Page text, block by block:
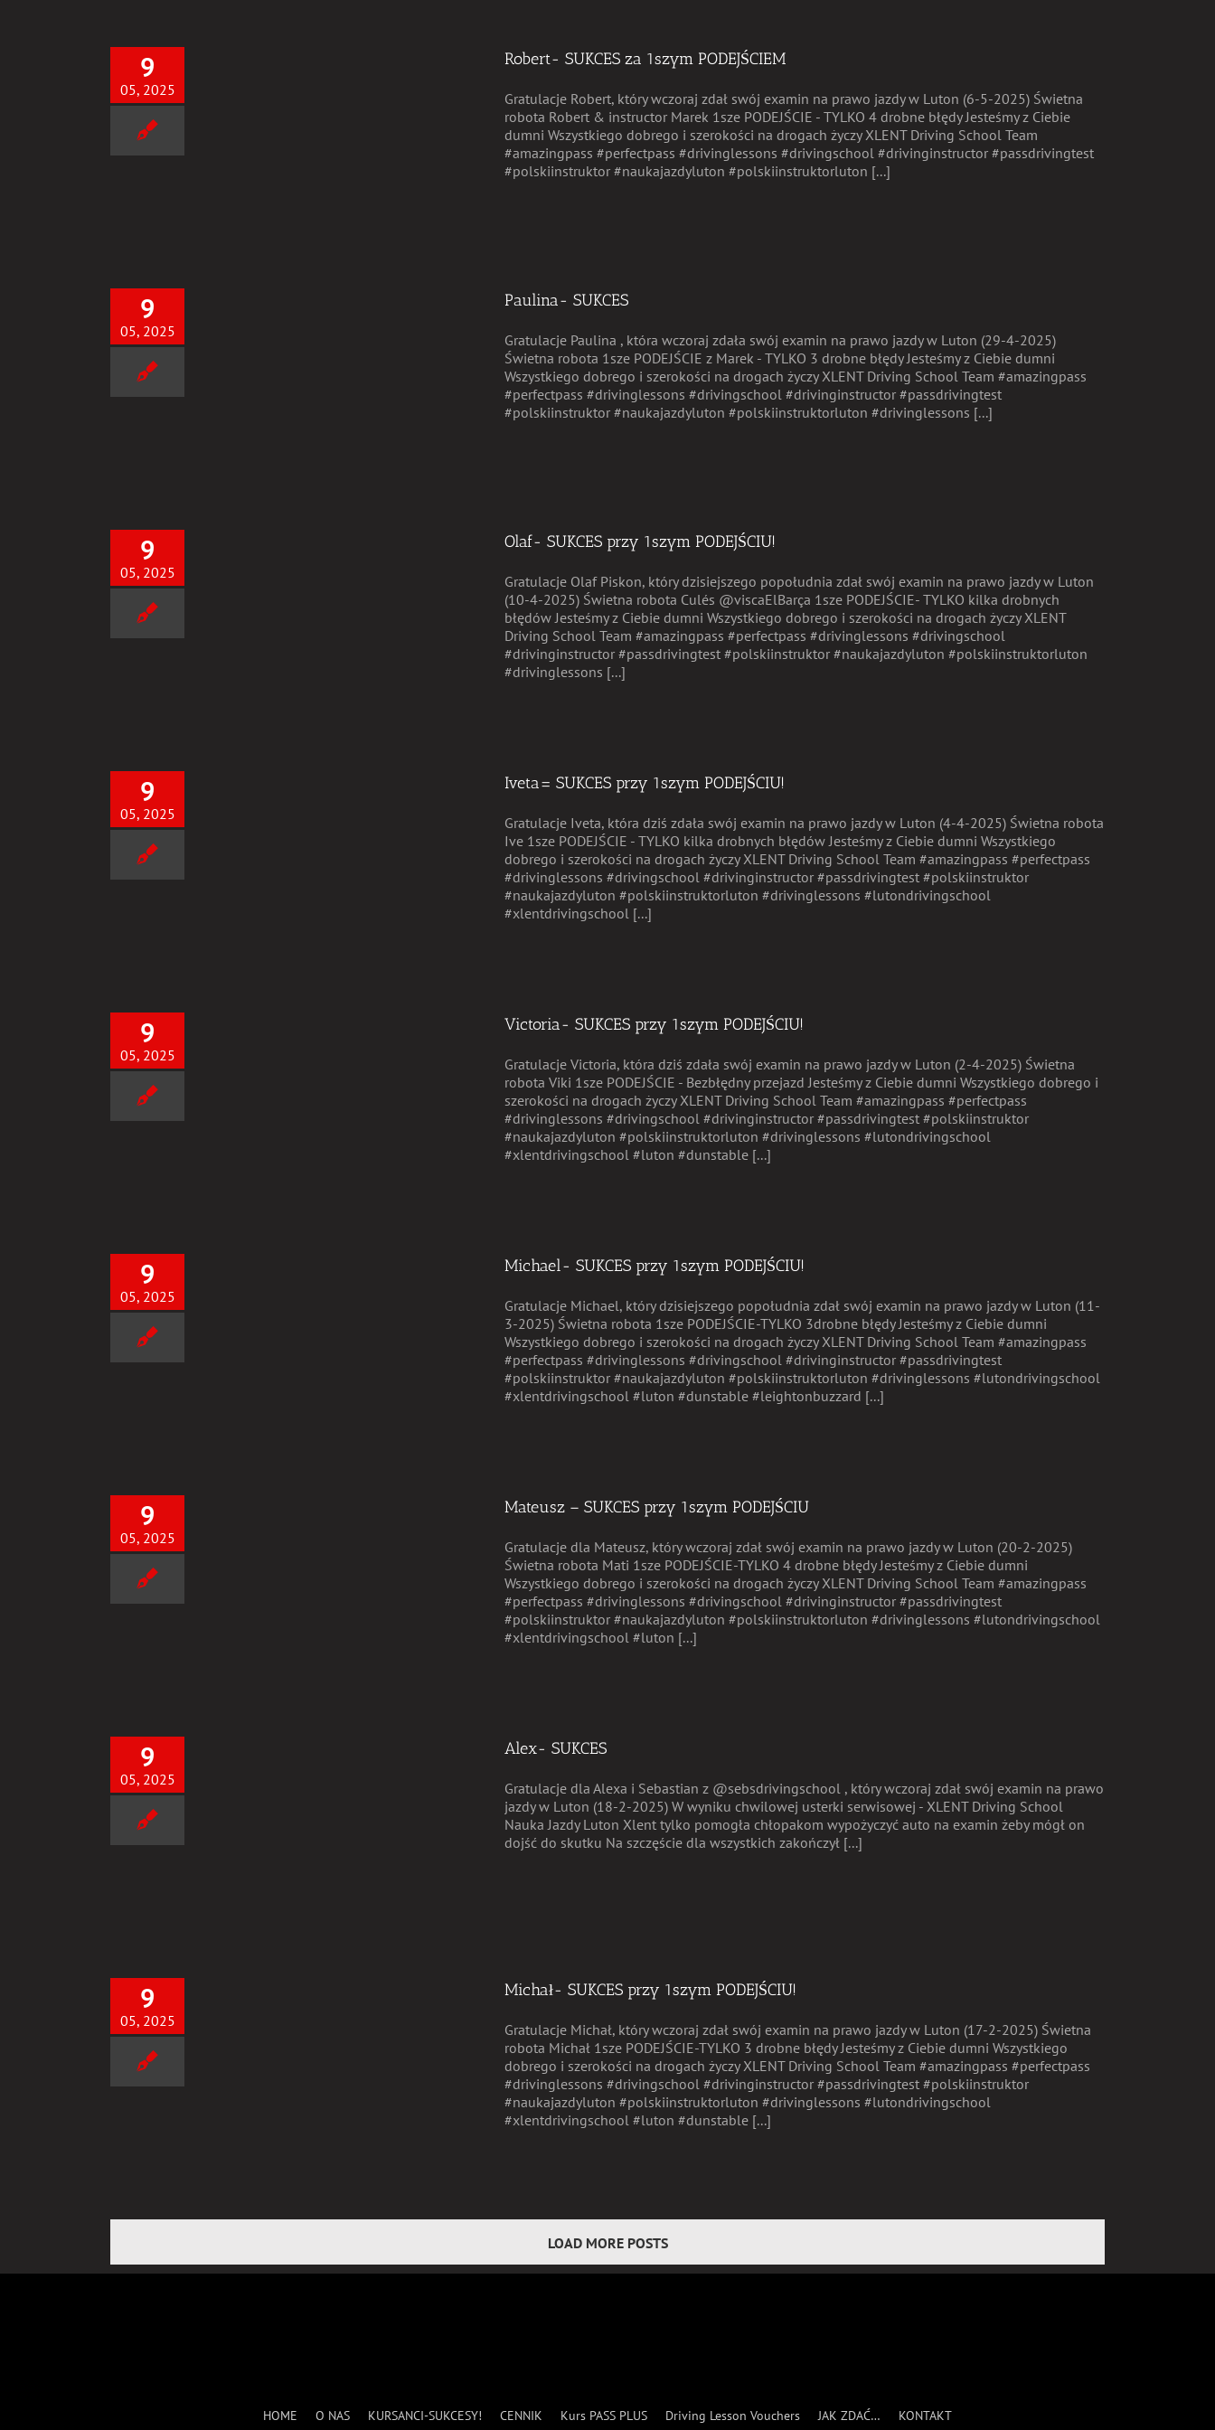
9
05, 2025
Robert- SUKCES za 1szym PODEJŚCIEM
Gratulacje Robert, który wczoraj zdał swój examin na prawo jazdy w Luton (6-5-2025) Świetna
robota Robert & instructor Marek 1sze PODEJŚCIE - TYLKO 4 drobne błędy Jesteśmy z Ciebie
dumni Wszystkiego dobrego i szerokości na drogach życzy XLENT Driving School Team
#amazingpass #perfectpass #drivinglessons #drivingschool #drivinginstructor #passdrivingtest
#polskiinstruktor #naukajazdyluton #polskiinstruktorluton [...]
9
05, 2025
Paulina- SUKCES
Gratulacje Paulina , która wczoraj zdała swój examin na prawo jazdy w Luton (29-4-2025)
Świetna robota 1sze PODEJŚCIE z Marek - TYLKO 3 drobne błędy Jesteśmy z Ciebie dumni
Wszystkiego dobrego i szerokości na drogach życzy XLENT Driving School Team #amazingpass
#perfectpass #drivinglessons #drivingschool #drivinginstructor #passdrivingtest
#polskiinstruktor #naukajazdyluton #polskiinstruktorluton #drivinglessons [...]
9
05, 2025
Olaf- SUKCES przy 1szym PODEJŚCIU!
Gratulacje Olaf Piskon, który dzisiejszego popołudnia zdał swój examin na prawo jazdy w Luton
(10-4-2025) Świetna robota Culés @viscaElBarça 1sze PODEJŚCIE- TYLKO kilka drobnych
błędów Jesteśmy z Ciebie dumni Wszystkiego dobrego i szerokości na drogach życzy XLENT
Driving School Team #amazingpass #perfectpass #drivinglessons #drivingschool
#drivinginstructor #passdrivingtest #polskiinstruktor #naukajazdyluton #polskiinstruktorluton
#drivinglessons [...]
9
05, 2025
Iveta= SUKCES przy 1szym PODEJŚCIU!
Gratulacje Iveta, która dziś zdała swój examin na prawo jazdy w Luton (4-4-2025) Świetna robota
Ive 1sze PODEJŚCIE - TYLKO kilka drobnych błędów Jesteśmy z Ciebie dumni Wszystkiego
dobrego i szerokości na drogach życzy XLENT Driving School Team #amazingpass #perfectpass
#drivinglessons #drivingschool #drivinginstructor #passdrivingtest #polskiinstruktor
#naukajazdyluton #polskiinstruktorluton #drivinglessons #lutondrivingschool
#xlentdrivingschool [...]
9
05, 2025
Victoria- SUKCES przy 1szym PODEJŚCIU!
Gratulacje Victoria, która dziś zdała swój examin na prawo jazdy w Luton (2-4-2025) Świetna
robota Viki 1sze PODEJŚCIE - Bezbłędny przejazd Jesteśmy z Ciebie dumni Wszystkiego dobrego i
szerokości na drogach życzy XLENT Driving School Team #amazingpass #perfectpass
#drivinglessons #drivingschool #drivinginstructor #passdrivingtest #polskiinstruktor
#naukajazdyluton #polskiinstruktorluton #drivinglessons #lutondrivingschool
#xlentdrivingschool #luton #dunstable [...]
9
05, 2025
Michael- SUKCES przy 1szym PODEJŚCIU!
Gratulacje Michael, który dzisiejszego popołudnia zdał swój examin na prawo jazdy w Luton (11-
3-2025) Świetna robota 1sze PODEJŚCIE-TYLKO 3drobne błędy Jesteśmy z Ciebie dumni
Wszystkiego dobrego i szerokości na drogach życzy XLENT Driving School Team #amazingpass
#perfectpass #drivinglessons #drivingschool #drivinginstructor #passdrivingtest
#polskiinstruktor #naukajazdyluton #polskiinstruktorluton #drivinglessons #lutondrivingschool
#xlentdrivingschool #luton #dunstable #leightonbuzzard [...]
9
05, 2025
Mateusz – SUKCES przy 1szym PODEJŚCIU
Gratulacje dla Mateusz, który wczoraj zdał swój examin na prawo jazdy w Luton (20-2-2025)
Świetna robota Mati 1sze PODEJŚCIE-TYLKO 4 drobne błędy Jesteśmy z Ciebie dumni
Wszystkiego dobrego i szerokości na drogach życzy XLENT Driving School Team #amazingpass
#perfectpass #drivinglessons #drivingschool #drivinginstructor #passdrivingtest
#polskiinstruktor #naukajazdyluton #polskiinstruktorluton #drivinglessons #lutondrivingschool
#xlentdrivingschool #luton [...]
9
05, 2025
Alex- SUKCES
Gratulacje dla Alexa i Sebastian z @sebsdrivingschool , który wczoraj zdał swój examin na prawo
jazdy w Luton (18-2-2025) W wyniku chwilowej usterki serwisowej - XLENT Driving School
Nauka Jazdy Luton Xlent tylko pomogła chłopakom wypożyczyć auto na examin żeby mógł on
dojść do skutku Na szczęście dla wszystkich zakończył [...]
9
05, 2025
Michał- SUKCES przy 1szym PODEJŚCIU!
Gratulacje Michał, który wczoraj zdał swój examin na prawo jazdy w Luton (17-2-2025) Świetna
robota Michał 1sze PODEJŚCIE-TYLKO 3 drobne błędy Jesteśmy z Ciebie dumni Wszystkiego
dobrego i szerokości na drogach życzy XLENT Driving School Team #amazingpass #perfectpass
#drivinglessons #drivingschool #drivinginstructor #passdrivingtest #polskiinstruktor
#naukajazdyluton #polskiinstruktorluton #drivinglessons #lutondrivingschool
#xlentdrivingschool #luton #dunstable [...]
LOAD MORE POSTS
HOME O NAS KURSANCI-SUKCESY! CENNIK Kurs PASS PLUS Driving Lesson Vouchers JAK ZDAĆ… KONTAKT